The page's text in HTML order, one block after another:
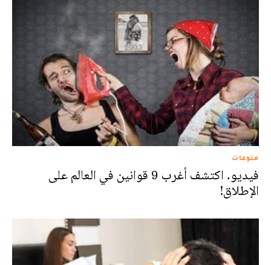
منوعات
فيديو. اكتشف أغرب 9 قوانين في العالم على
الإطلاق!